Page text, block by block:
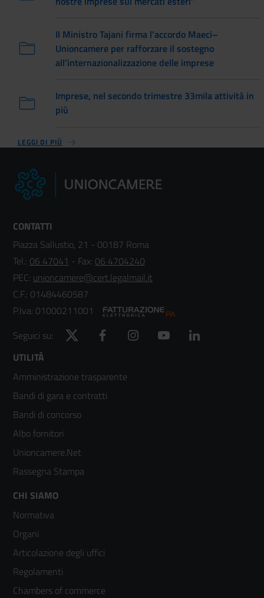
Il Ministro Tajani firma l’accordo Maeci–
Unioncamere per rafforzare il sostegno
all’internazionalizzazione delle imprese
Imprese, nel secondo trimestre 33mila attività in
più
LEGGI DI PIÙ
CONTATTI
Piazza Sallustio, 21 - 00187 Roma
Tel.: 06 47041 - Fax: 06 4704240
PEC: unioncamere@cert.legalmail.it
C.F.: 01484460587
P.Iva: 01000211001
Seguici su:
Twitter Facebook Instagram YouTube
Footer
menù
colonna
2
UTILITÀ
Amministrazione trasparente
Bandi di gara e contratti
Bandi di concorso
Albo fornitori
Unioncamere.Net
Rassegna Stampa
Footer
menù
colonna
3
CHI SIAMO
Normativa
Organi
Articolazione degli uffici
Regolamenti
Chambers of commerce